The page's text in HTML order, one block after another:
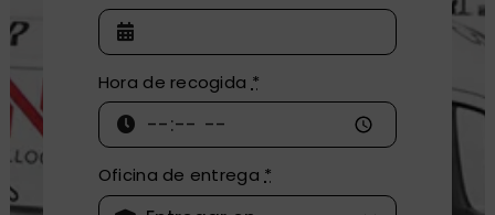
Hora de recogida *
Oficina de entrega*